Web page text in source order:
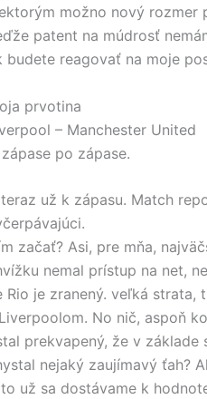
možno nový rozmer
patent na múdrosť
budete reagovať na moje
prvotina
– Manchester United
zápase po zápase.
už k zápasu. Match
začať? Asi, pre mňa,
nemal prístup na net,
Rio je zranený. veľká
No nič, aspoň
prekvapený, že v základe
nejaký zaujímavý ťah?
už sa dostávame k